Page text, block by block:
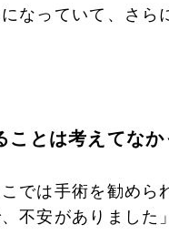
なっていて、さら
ことは考えてなか
では手術を勧めら
不安がありました」